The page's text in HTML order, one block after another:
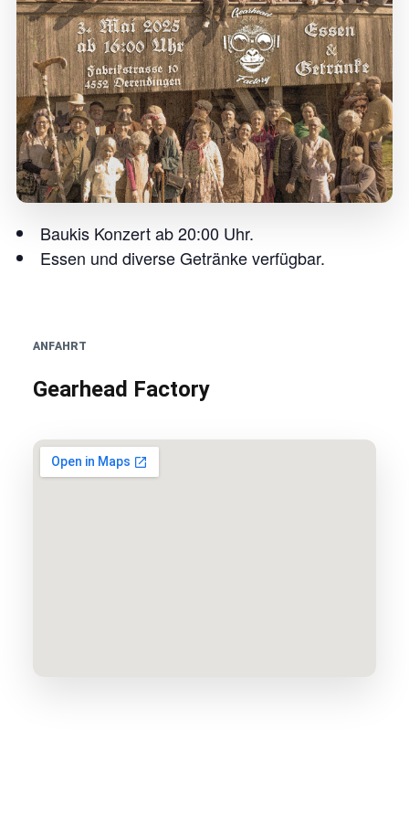
Baukis Konzert ab 20:00 Uhr.
Essen und diverse Getränke verfügbar.
ANFAHRT
Gearhead Factory